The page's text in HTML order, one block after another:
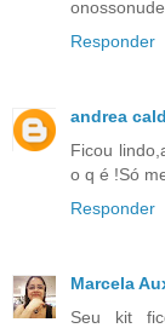
Responder
andrea
Ficou
o q é !Só
Responder
Marcela
Seu kit